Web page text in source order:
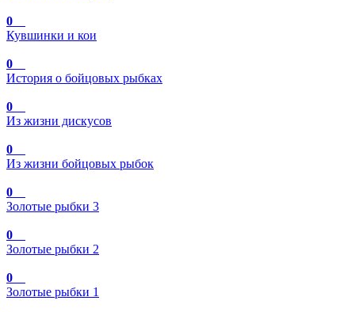
0
Кувшинки и кои
0
История о бойцовых рыбках
0
Из жизни дискусов
0
Из жизни бойцовых рыбок
0
Золотые рыбки 3
0
Золотые рыбки 2
0
Золотые рыбки 1